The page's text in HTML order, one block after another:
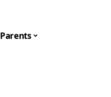
Parents